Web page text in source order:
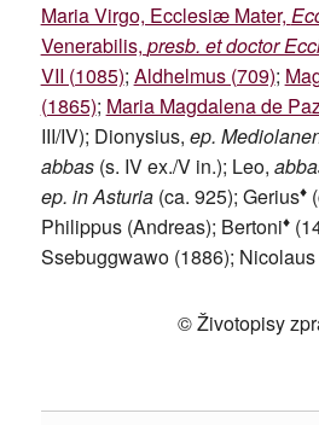
Maria Virgo, Ecclesiæ Mater,
Venerabilis, presb. et doctor
VII (1085); Aldhelmus (709);
(1865); Maria Magdalena de
III/IV); Dionysius, ep.
abbas(s. IV ex./V in.); Leo,
ep. in Asturia(ca. 925); Gerius♦
Philippus (Andreas); Bertoni♦
Ssebuggwawo (1886);
© Životopisy